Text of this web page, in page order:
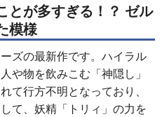
が多すぎる！？ ゼル
模様
ズの最新作です。ハイラル
や物を飲みこむ「神隠し」
て行方不明となっており、
て、妖精「トリィ」の力を